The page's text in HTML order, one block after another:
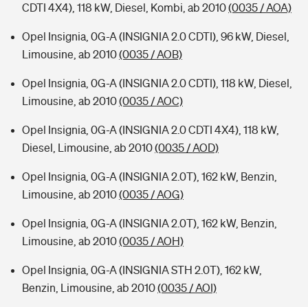
CDTI 4X4), 118 kW, Diesel, Kombi, ab 2010(0035 / AOA)
Opel Insignia, 0G-A (INSIGNIA 2.0 CDTI), 96 kW, Diesel,
Limousine, ab 2010(0035 / AOB)
Opel Insignia, 0G-A (INSIGNIA 2.0 CDTI), 118 kW, Diesel,
Limousine, ab 2010(0035 / AOC)
Opel Insignia, 0G-A (INSIGNIA 2.0 CDTI 4X4), 118 kW,
Diesel, Limousine, ab 2010(0035 / AOD)
Opel Insignia, 0G-A (INSIGNIA 2.0T), 162 kW, Benzin,
Limousine, ab 2010(0035 / AOG)
Opel Insignia, 0G-A (INSIGNIA 2.0T), 162 kW, Benzin,
Limousine, ab 2010(0035 / AOH)
Opel Insignia, 0G-A (INSIGNIA STH 2.0T), 162 kW,
Benzin, Limousine, ab 2010(0035 / AOI)